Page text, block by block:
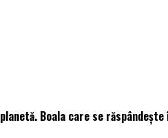
Boala care se